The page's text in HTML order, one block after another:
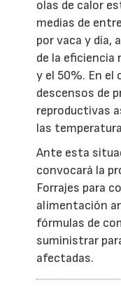
olas de calor
medias de
por vaca y día,
de la eficiencia
y el 50%. En el
descensos de
reproductivas
las
Ante esta
convocará la
Forrajes para
alimentación
fórmulas de
suministrar
afectadas.